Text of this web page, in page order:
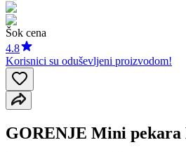
Šok cena
4.8
Korisnici su oduševljeni proizvodom!
GORENJE Mini pekara